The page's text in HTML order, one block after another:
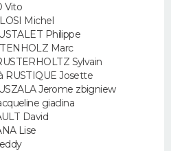
Vito
Michel
Philippe
Marc
Sylvain
RUSTIQUE Josette
Jerome zbigniew
giaclina
David
Lise